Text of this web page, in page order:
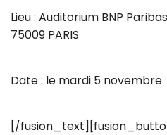
Lieu : Auditorium BNP
75009 PARIS
Date : le mardi 5 novembre
[/